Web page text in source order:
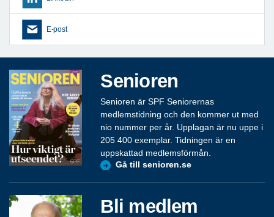
E-post
Senioren
Senioren är SPF Seniorernas
medlemstidning och den kommer ut med
nio nummer per år. Upplagan är nu uppe i
205 400 exemplar. Tidningen är en
uppskattad medlemsförmån.
Gå till senioren.se
Bli medlem